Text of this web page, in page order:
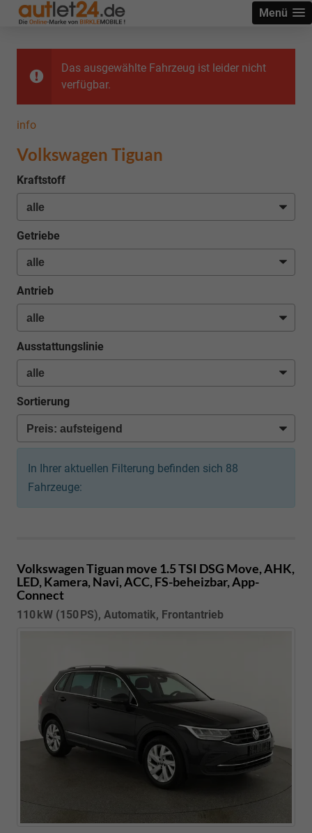
Menü
Das ausgewählte Fahrzeug ist leider nicht
verfügbar.
info
Volkswagen Tiguan
Kraftstoff
Getriebe
Antrieb
Ausstattungslinie
Sortierung
In Ihrer aktuellen Filterung befinden sich 88
Fahrzeuge:
Volkswagen Tiguanmove 1.5 TSI DSG Move, AHK,
LED, Kamera, Navi, ACC, FS-beheizbar, App-
Connect
110 kW (150 PS), Automatik, Frontantrieb